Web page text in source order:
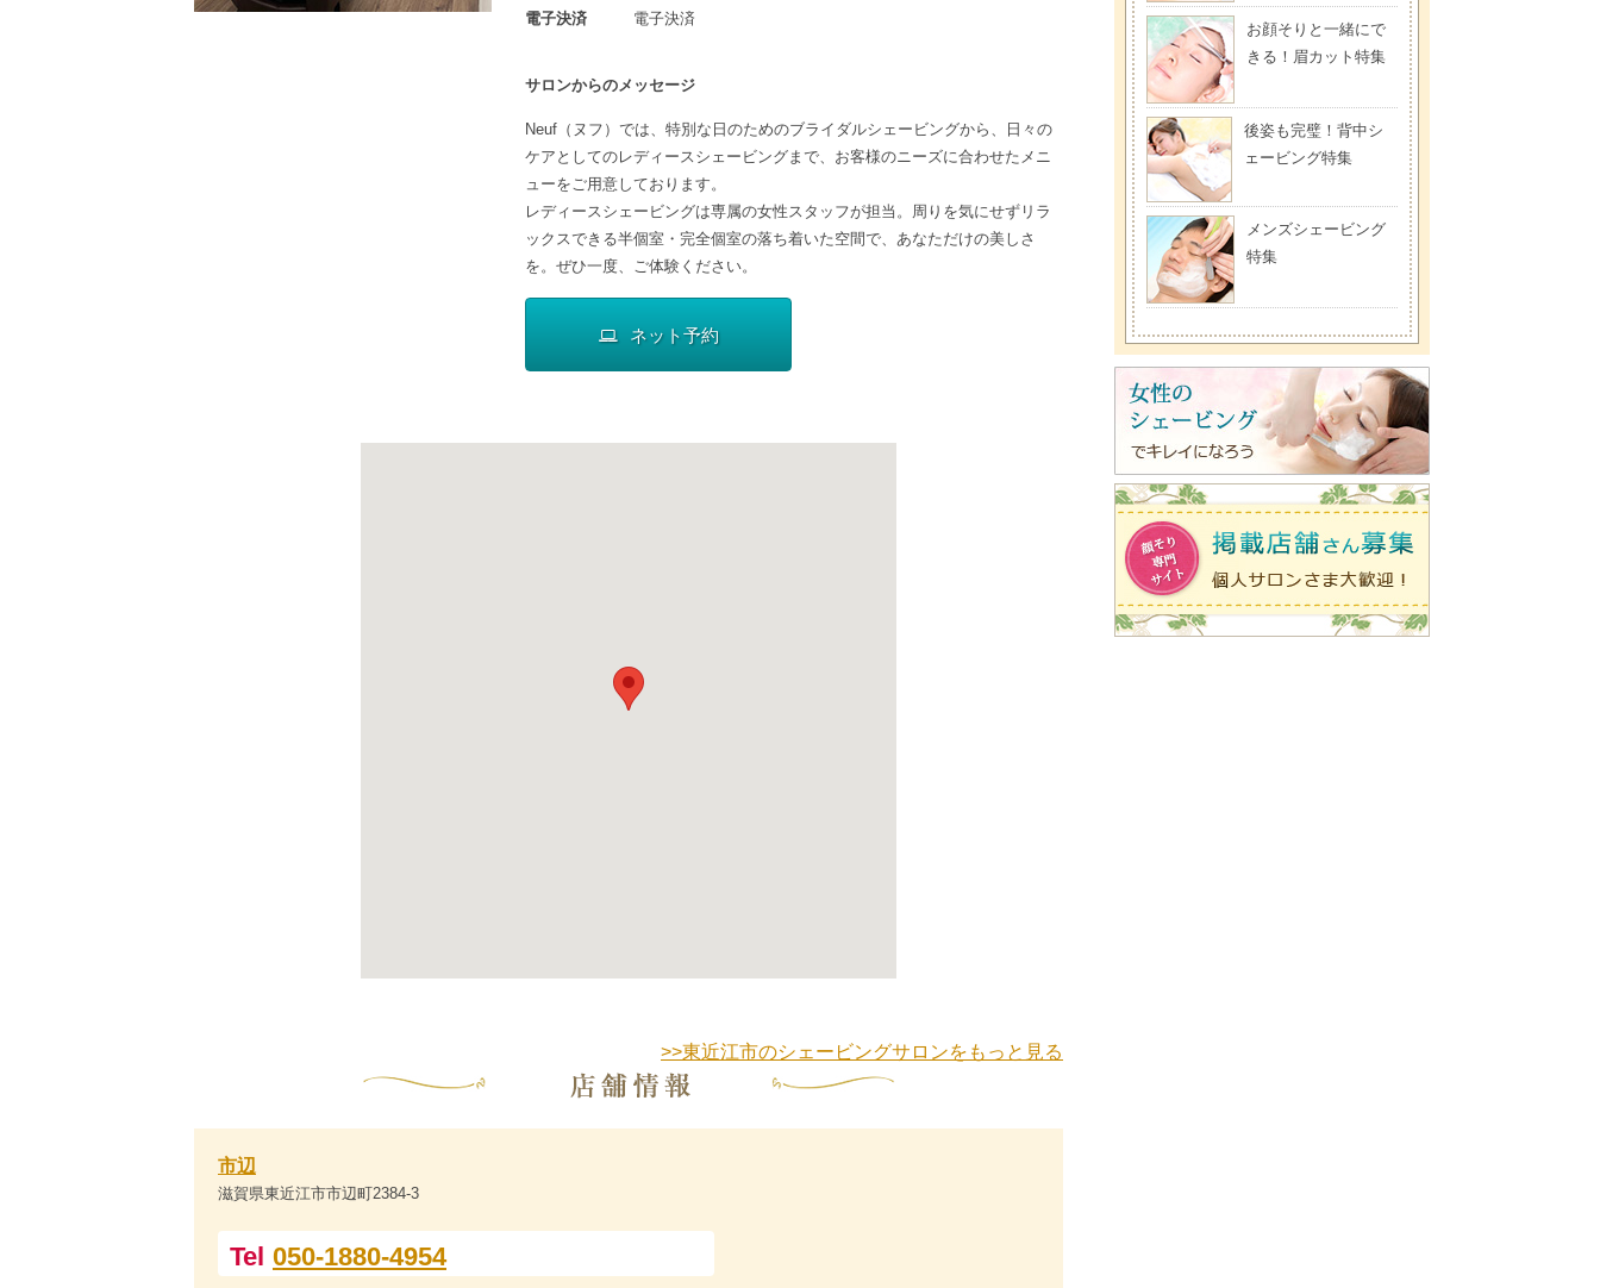
電子決済 電子決済
サロンからのメッセージ
Neuf（ヌフ）では、特別な日のためのブライダルシェービングから、日々の
ケアとしてのレディースシェービングまで、お客様のニーズに合わせたメニ
ューをご用意しております。
レディースシェービングは専属の女性スタッフが担当。周りを気にせずリラ
ックスできる半個室・完全個室の落ち着いた空間で、あなただけの美しさ
を。ぜひ一度、ご体験ください。
ネット予約
>>東近江市のシェービングサロンをもっと見る
市辺
滋賀県東近江市市辺町2384-3
Tel 050-1880-4954
お顔そりと一緒にで
きる！眉カット特集
後姿も完璧！背中シ
ェービング特集
メンズシェービング
特集